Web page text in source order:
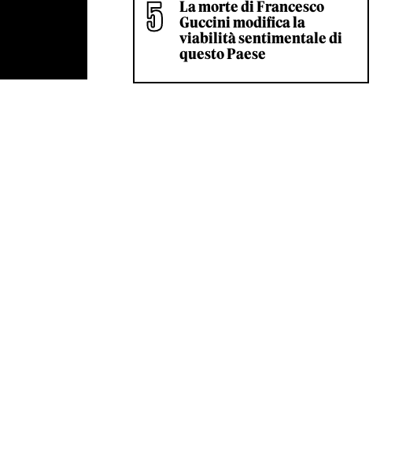
La morte di Francesco
Guccini modifica la
viabilità sentimentale di
questo Paese